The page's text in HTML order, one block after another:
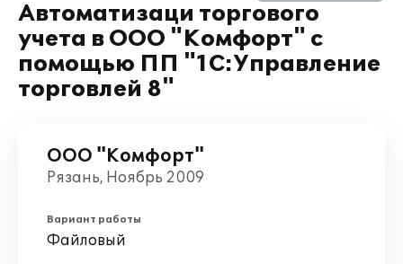
Автоматизаци торгового
учета в ООО "Комфорт" с
помощью ПП "1С:Управление
торговлей 8"
ООО "Комфорт"
Рязань, Ноябрь 2009
Вариант работы
Файловый